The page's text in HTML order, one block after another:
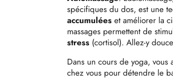
spécifiques du dos, est une
accumulées et améliorer la
massages permettent de
stress (cortisol). Allez-y
Dans un cours de yoga, vous
chez vous pour détendre le